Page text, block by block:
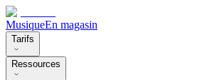
MusiqueEn magasin
Tarifs
Ressources